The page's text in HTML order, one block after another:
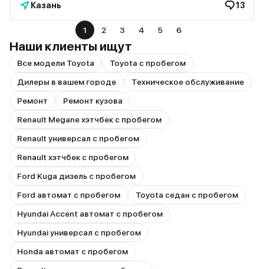
Казань
13
1 2 3 4 5 6
Наши клиенты ищут
Все модели Toyota
Toyota с пробегом
Дилеры в вашем городе
Техническое обслуживание
Ремонт
Ремонт кузова
Renault Megane хэтчбек с пробегом
Renault универсал с пробегом
Renault хэтчбек с пробегом
Ford Kuga дизель с пробегом
Ford автомат с пробегом
Toyota седан с пробегом
Hyundai Accent автомат с пробегом
Hyundai универсал с пробегом
Honda автомат с пробегом